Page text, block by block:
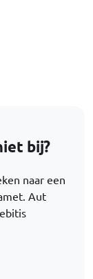
bij?
naar een
Aut